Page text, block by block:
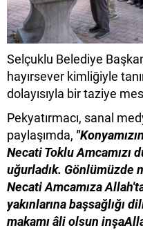
Selçuklu Belediye
hayırsever kimliğiyle
dolayısıyla bir taziye
Pekyatırmacı, sanal
paylaşımda,
Necati Toklu Amcamızı
uğurladık. Gönlümüzde
Necati Amcamıza
yakınlarına başsağlığı
makamı âli olsun